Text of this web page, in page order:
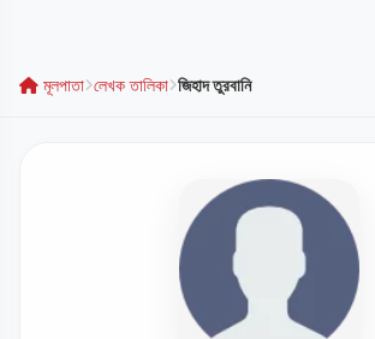
মূলপাতা লেখক তালিকা জিহাদ তুরবানি